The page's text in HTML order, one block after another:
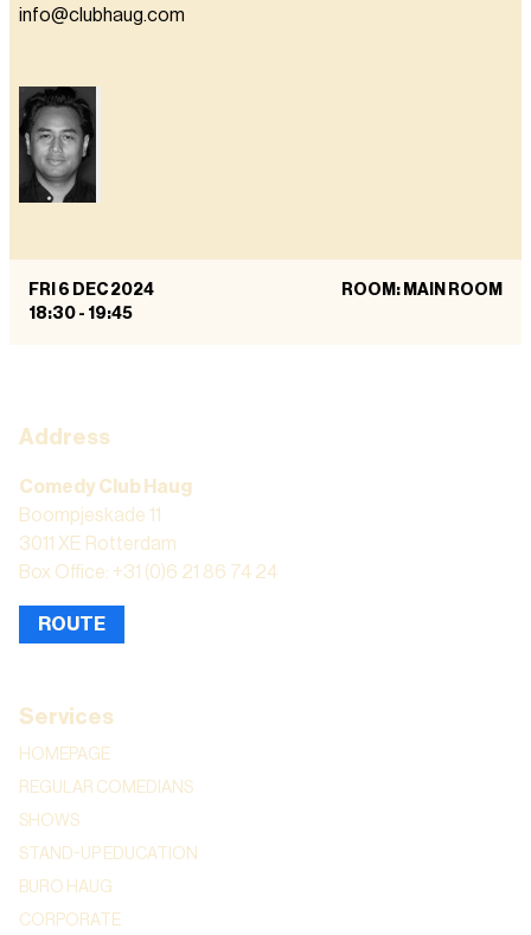
info@clubhaug.com
FRI 6 DEC 2024
18:30 - 19:45
ROOM: MAIN ROOM
Address
Comedy Club Haug
Boompjeskade 11
3011 XE Rotterdam
Box Office: +31 (0)6 21 86 74 24
ROUTE
Services
HOMEPAGE
REGULAR COMEDIANS
SHOWS
STAND-UP EDUCATION
BURO HAUG
CORPORATE